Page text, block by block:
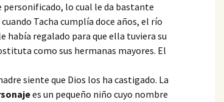
personificado, lo cual le da bastante
Tacha cumplía doce años, el río
había regalado para que ella tuviera su
como sus hermanas mayores. El
siente que Dios los ha castigado. La
es un pequeño niño cuyo nombre